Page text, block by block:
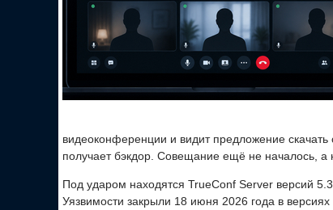
видеоконференции и видит предложение
получает бэкдор. Совещание ещё не началось, а
Под ударом находятся TrueConf Server версий
Уязвимости закрыли 18 июня 2026 года в